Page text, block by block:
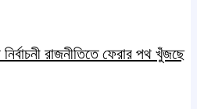
নির্বাচনী রাজনীতিতে ফেরার পথ খুঁজছে